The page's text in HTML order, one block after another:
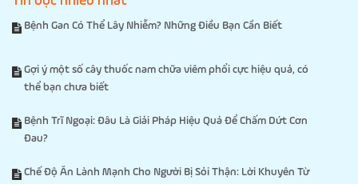
Bệnh Gan Có Thể Lây Nhiễm? Những Điều Bạn Cần Biết
Gợi ý một số cây thuốc nam chữa viêm phổi cực hiệu quả, có
thể bạn chưa biết
Bệnh Trĩ Ngoại: Đâu Là Giải Pháp Hiệu Quả Để Chấm Dứt Cơn
Đau?
Chế Độ Ăn Lành Mạnh Cho Người Bị Sỏi Thận: Lời Khuyên Từ